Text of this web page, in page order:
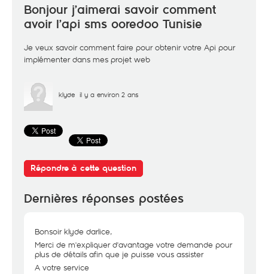
Bonjour j’aimerai savoir comment
avoir l’api sms ooredoo Tunisie
Je veux savoir comment faire pour obtenir votre Api pour
implémenter dans mes projet web
klyde il y a environ 2 ans
Répondre à cette question
Dernières réponses postées
Bonsoir klyde darlice,
Merci de m'expliquer d'avantage votre demande pour
plus de détails afin que je puisse vous assister
A votre service